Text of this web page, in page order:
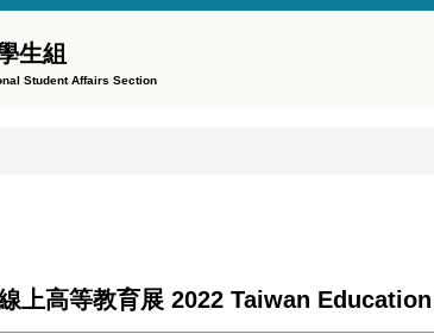
生組
Student Affairs Section
線上高等教育展 2022 Taiwan